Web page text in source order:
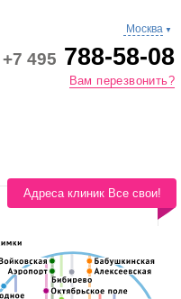
▼
Москва
+7 495 788-58-08
Вам перезвонить?
Адреса клиник Все свои!